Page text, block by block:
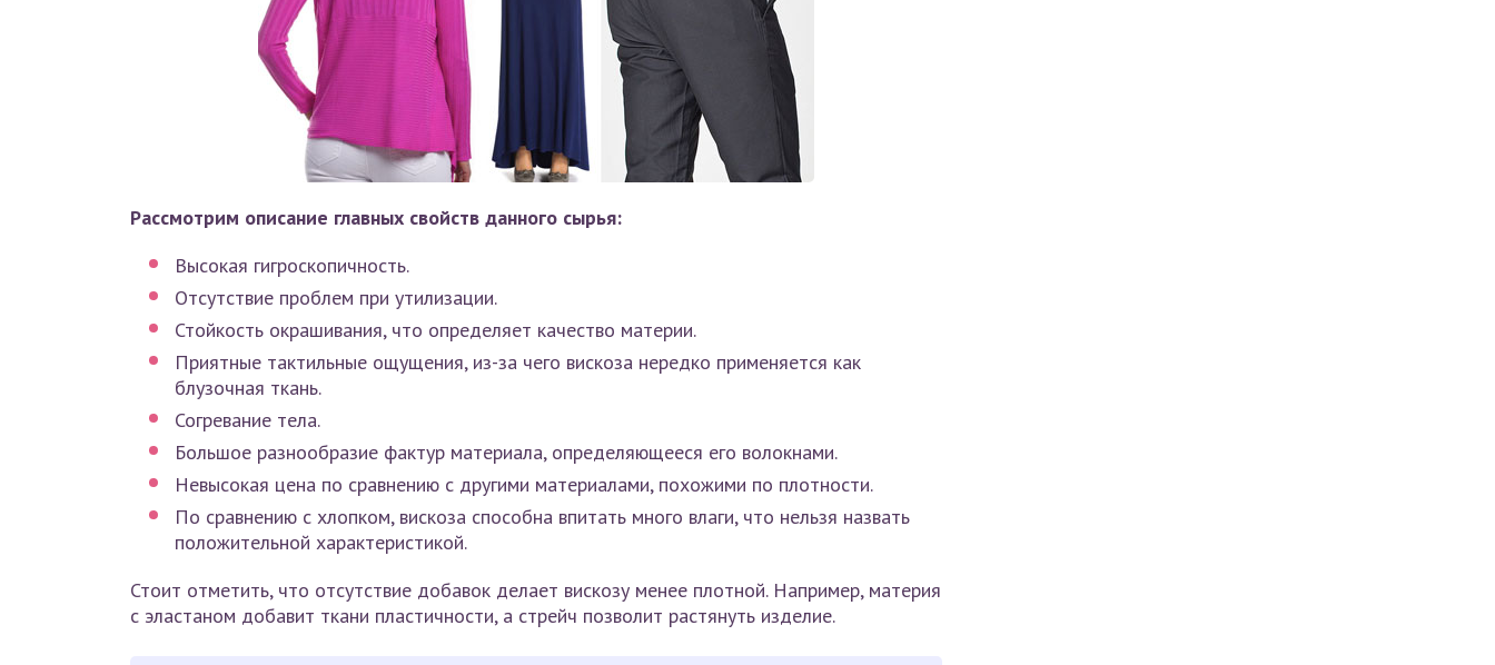
Рассмотрим описание главных свойств данного сырья:
Высокая гигроскопичность.
Отсутствие проблем при утилизации.
Стойкость окрашивания, что определяет качество материи.
Приятные тактильные ощущения, из-за чего вискоза нередко применяется как
блузочная ткань.
Согревание тела.
Большое разнообразие фактур материала, определяющееся его волокнами.
Невысокая цена по сравнению с другими материалами, похожими по плотности.
По сравнению с хлопком, вискоза способна впитать много влаги, что нельзя назвать
положительной характеристикой.
Стоит отметить, что отсутствие добавок делает вискозу менее плотной. Например, материя
с эластаном добавит ткани пластичности, а стрейч позволит растянуть изделие.